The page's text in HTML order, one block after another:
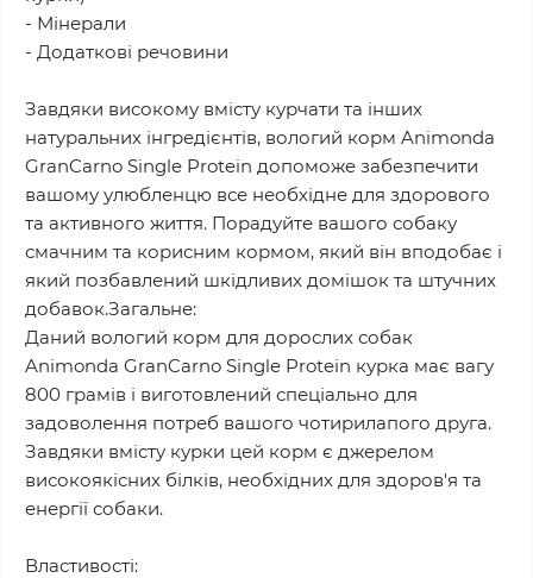
- Мінерали
- Додаткові речовини
Завдяки високому вмісту курчати та інших
натуральних інгредієнтів, вологий корм Animonda
GranCarno Single Protein допоможе забезпечити
вашому улюбленцю все необхідне для здорового
та активного життя. Порадуйте вашого собаку
смачним та корисним кормом, який він вподобає і
який позбавлений шкідливих домішок та штучних
добавок.Загальне:
Даний вологий корм для дорослих собак
Animonda GranCarno Single Protein курка має вагу
800 грамів і виготовлений спеціально для
задоволення потреб вашого чотирилапого друга.
Завдяки вмісту курки цей корм є джерелом
високоякісних білків, необхідних для здоров'я та
енергії собаки.
Властивості: